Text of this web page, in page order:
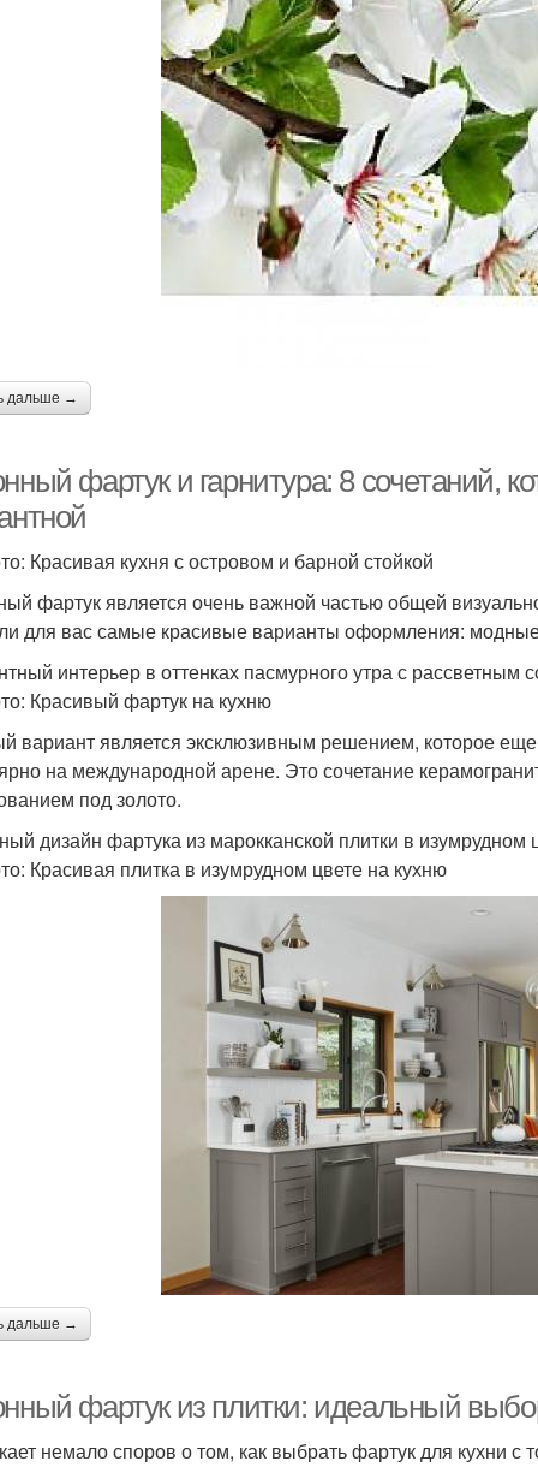
дальше →
фартук и гарнитура: 8 сочетаний,
Красивая кухня с островом и барной стойкой
фартук является очень важной частью общей
для вас самые красивые варианты оформления:
интерьер в оттенках пасмурного утра с рассветным
Красивый фартук на кухню
вариант является эксклюзивным решением, которое
на международной арене. Это сочетание
под золото.
дизайн фартука из марокканской плитки в изумрудном
Красивая плитка в изумрудном цвете на кухню
дальше →
фартук из плитки: идеальный
немало споров о том, как выбрать фартук для кухни с